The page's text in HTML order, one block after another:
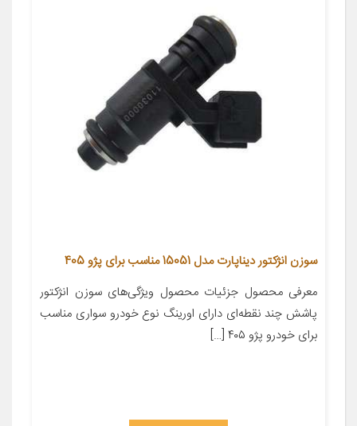
سوزن انژکتور دیناپارت مدل 15051 مناسب برای پژو 405
معرفی محصول جزئیات محصول ویژگی‌های سوزن انژکتور
پاشش چند نقطه‌ای دارای اورینگ نوع خودرو سواری مناسب
برای خودرو پژو ۴۰۵ […]